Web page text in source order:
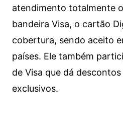
atendimento totalmente
bandeira Visa, o cartão
cobertura, sendo aceito
países. Ele também
de Visa que dá
exclusivos.